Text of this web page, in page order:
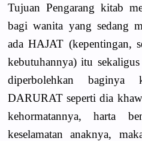
Tujuan Pengarang kitab
bagi wanita yang sedang
ada HAJAT (kepentingan,
kebutuhannya) itu
diperbolehkan baginya
DARURAT seperti dia
kehormatannya, harta
keselamatan anaknya,